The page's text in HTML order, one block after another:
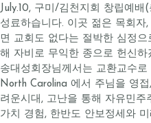
July.10, 구미/김천지회 창립예
성료하습니다. 이곳 젊은 목회
면 교회도 없다는 절박한 심정
해 자비로 무익한 종으로 헌신
송대성회장님께서는 교환교수
North Carolina 에서 주님을 영
려운시대, 고난을 통해 자유민
가치 경험, 한반도 안보정세와